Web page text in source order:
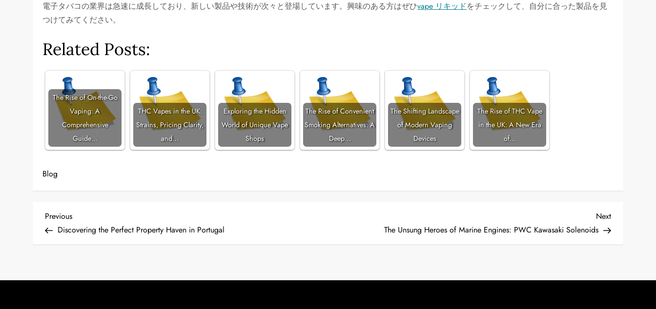
電子タバコの業界は急速に成長しており、新しい製品や技術が次々と登場しています。興味のある方はぜひvape リキッドをチェックして、自分に合った製品を見
つけてみてください。
Related Posts:
The Rise of On-the-Go
Vaping: A
Comprehensive
Guide…
THC Vapes in the UK:
Strains, Pricing Clarity,
and…
Exploring the Hidden
World of Unique Vape
Shops
The Rise of Convenient
Smoking Alternatives: A
Deep…
The Shifting Landscape
of Modern Vaping
Devices
The Rise of THC Vape
in the UK: A New Era
of…
Blog
P
t
Previous
Post
Previous
Discovering the Perfect Property Haven in Portugal
Next
Post
Next
The Unsung Heroes of Marine Engines: PWC Kawasaki Solenoids